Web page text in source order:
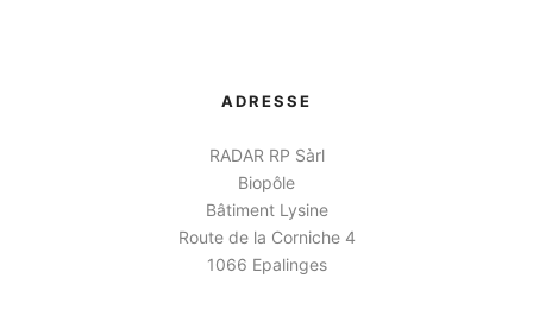
ADRESSE
RADAR RP Sàrl
Biopôle
Bâtiment Lysine
Route de la Corniche 4
1066 Epalinges